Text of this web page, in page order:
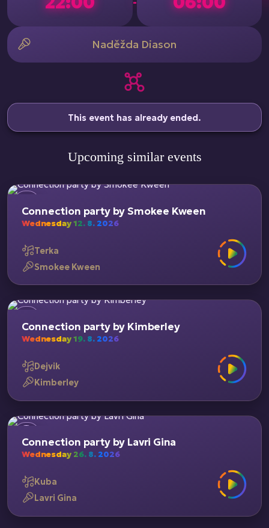
Naděžda Diason
This event has already ended.
Upcoming similar events
Connection party by Smokee Kween
Wednesday 12. 8. 2026
Terka
Smokee Kween
Connection party by Kimberley
Wednesday 19. 8. 2026
Dejvik
Kimberley
Connection party by Lavri Gina
Wednesday 26. 8. 2026
Kuba
Lavri Gina